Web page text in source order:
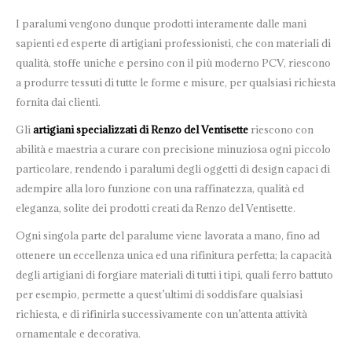
I paralumi vengono dunque prodotti interamente dalle mani
sapienti ed esperte di artigiani professionisti, che con materiali di
qualità, stoffe uniche e persino con il più moderno PCV, riescono
a produrre tessuti di tutte le forme e misure, per qualsiasi richiesta
fornita dai clienti.
Gliartigiani specializzati di Renzo del Ventisette riescono con
abilità e maestria a curare con precisione minuziosa ogni piccolo
particolare, rendendo i paralumi degli oggetti di design capaci di
adempire alla loro funzione con una raffinatezza, qualità ed
eleganza, solite dei prodotti creati da Renzo del Ventisette.
Ogni singola parte del paralume viene lavorata a mano, fino ad
ottenere un eccellenza unica ed una rifinitura perfetta; la capacità
degli artigiani di forgiare materiali di tutti i tipi, quali ferro battuto
per esempio, permette a quest’ultimi di soddisfare qualsiasi
richiesta, e di rifinirla successivamente con un’attenta attività
ornamentale e decorativa.